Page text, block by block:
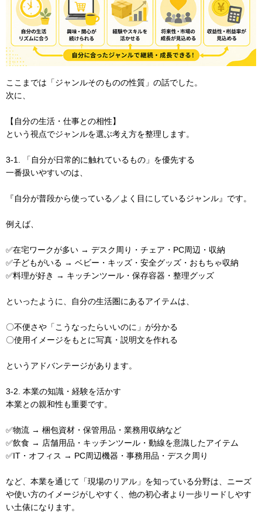
ここまでは「ジャンルそのものの性質」の話でした。
次に、
【自分の生活・仕事との相性】
という視点でジャンルを選ぶ考え方を整理します。
3-1. 「自分が日常的に触れているもの」を優先する
一番扱いやすいのは、
『自分が普段から使っている／よく目にしているジャンル』です。
例えば、
✅在宅ワークが多い → デスク周り・チェア・PC周辺・収納
✅子どもがいる → ベビー・キッズ・安全グッズ・おもちゃ収納
✅料理が好き → キッチンツール・保存容器・整理グッズ
といったように、自分の生活圏にあるアイテムは、
〇不便さや「こうなったらいいのに」が分かる
〇使用イメージをもとに写真・説明文を作れる
というアドバンテージがあります。
3-2. 本業の知識・経験を活かす
本業との親和性も重要です。
✅物流 → 梱包資材・保管用品・業務用収納など
✅飲食 → 店舗用品・キッチンツール・動線を意識したアイテム
✅IT・オフィス → PC周辺機器・事務用品・デスク周り
など、本業を通じて「現場のリアル」を知っている分野は、ニーズ
や使い方のイメージがしやすく、他の初心者より一歩リードしやす
い土俵になります。